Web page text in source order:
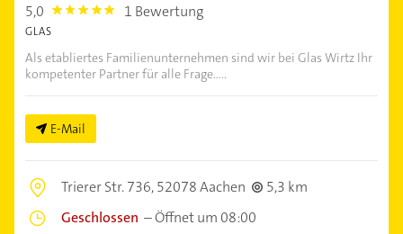
5,0 5.0 1 Bewertung
GLAS
Als etabliertes Familienunternehmen sind wir bei Glas Wirtz Ihr
kompetenter Partner für alle Frage.....
E-Mail
Trierer Str. 736,52078 Aachen
5,3 km
Geschlossen –Öffnet um 08:00